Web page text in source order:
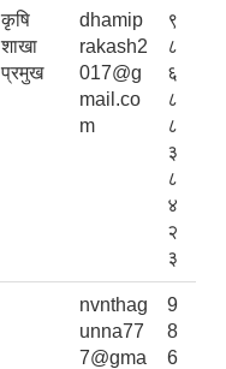
कृषि
शाखा
प्रमुख
dhamip
rakash2
017@g
mail.co
m
९
८
६
८
८
३
८
४
२
३
nvnthag
unna77
7@gma
9
8
6